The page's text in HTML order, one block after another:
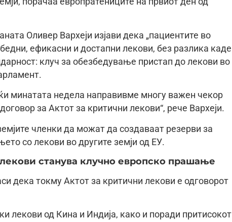
Оливер Вархеји изјави дека „пациентите во
ефикасни и достапни лекови, без разлика каде
клуч за обезбедување пристап до лекови во
минатата недела направивме многу важен чекор
за Актот за критични лекови“, рече Вархеји.
членки да можат да создаваат резерви за
со лекови во другите земји од ЕУ.
станува клучно европско прашање
дека токму Актот за критични лекови е одговорот
лекови од Кина и Индија, како и поради притисокот